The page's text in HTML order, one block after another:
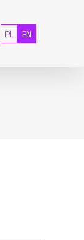
PL Polski
ENEnglish